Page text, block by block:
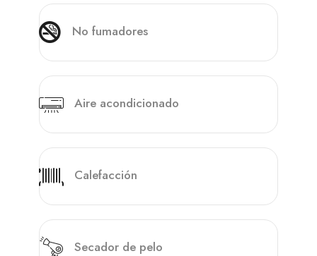
No fumadores
Aire acondicionado
Calefacción
Secador de pelo